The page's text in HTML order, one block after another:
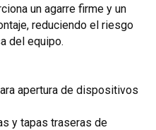
un agarre firme y un
reduciendo el riesgo
del equipo.
apertura de dispositivos
y tapas traseras de